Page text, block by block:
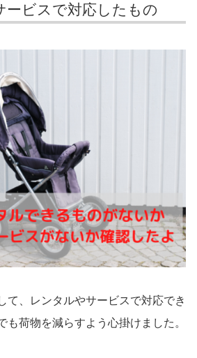
ービスで対応したもの
て、レンタルやサービスで対応でき
も荷物を減らすよう心掛けました。